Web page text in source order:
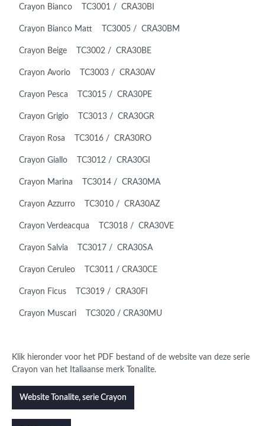
Crayon Bianco TC3001 / CRA30BI
Crayon Bianco Matt TC3005 / CRA30BM
Crayon Beige TC3002 / CRA30BE
Crayon Avorio TC3003 / CRA30AV
Crayon Pesca TC3015 / CRA30PE
Crayon Grigio TC3013 / CRA30GR
Crayon Rosa TC3016 / CRA30RO
Crayon Giallo TC3012 / CRA30GI
Crayon Marina TC3014 / CRA30MA
Crayon Azzurro TC3010 / CRA30AZ
Crayon Verdeacqua TC3018 / CRA30VE
Crayon Salvia TC3017 / CRA30SA
Crayon Ceruleo TC3011 / CRA30CE
Crayon Ficus TC3019 / CRA30FI
Crayon Muscari TC3020 / CRA30MU
Klik hieronder voor het PDF bestand of de website van deze serie
Crayon van het Italiaanse merk Tonalite.
Website Tonalite, serie Crayon